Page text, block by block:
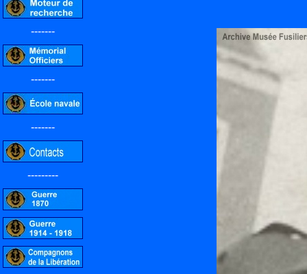
-------
-------
-------
---------